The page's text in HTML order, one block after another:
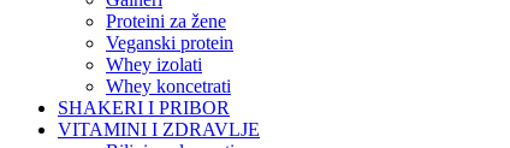
Proteini za žene
Veganski protein
Whey izolati
Whey koncetrati
SHAKERI I PRIBOR
VITAMINI I ZDRAVLJE